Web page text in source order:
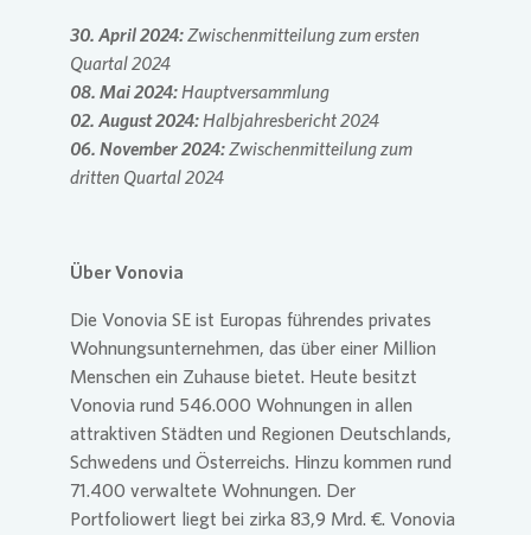
30. April 2024:Zwischenmitteilung zum ersten
Quartal 2024
08. Mai 2024:Hauptversammlung
02. August 2024:Halbjahresbericht 2024
06. November 2024:Zwischenmitteilung zum
dritten Quartal 2024
Über Vonovia
Die Vonovia SE ist Europas führendes privates
Wohnungsunternehmen, das über einer Million
Menschen ein Zuhause bietet. Heute besitzt
Vonovia rund 546.000 Wohnungen in allen
attraktiven Städten und Regionen Deutschlands,
Schwedens und Österreichs. Hinzu kommen rund
71.400 verwaltete Wohnungen. Der
Portfoliowert liegt bei zirka 83,9 Mrd. €. Vonovia